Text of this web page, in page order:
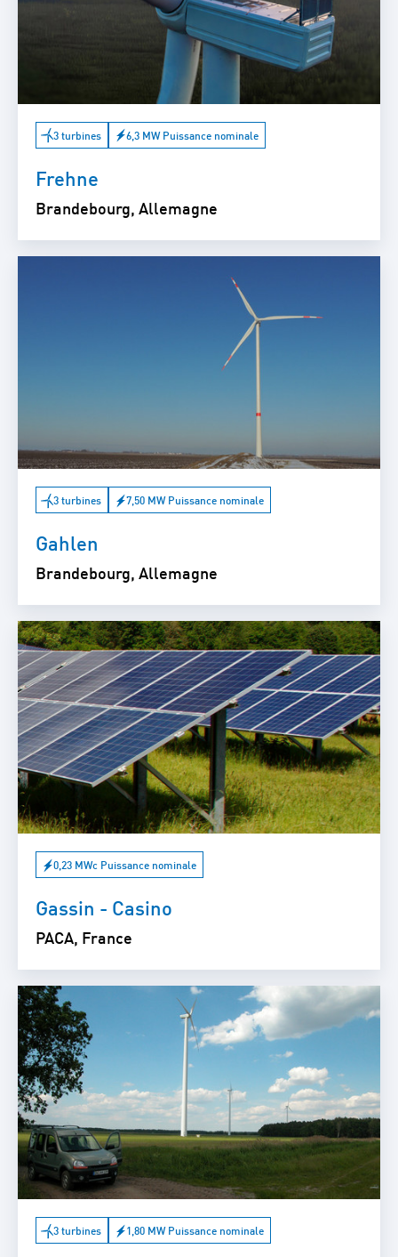
3 turbines 6,3 MW Puissance nominale
Frehne
Brandebourg, Allemagne
3 turbines 7,50 MW Puissance nominale
Gahlen
Brandebourg, Allemagne
0,23 MWc Puissance nominale
Gassin - Casino
PACA, France
3 turbines 1,80 MW Puissance nominale